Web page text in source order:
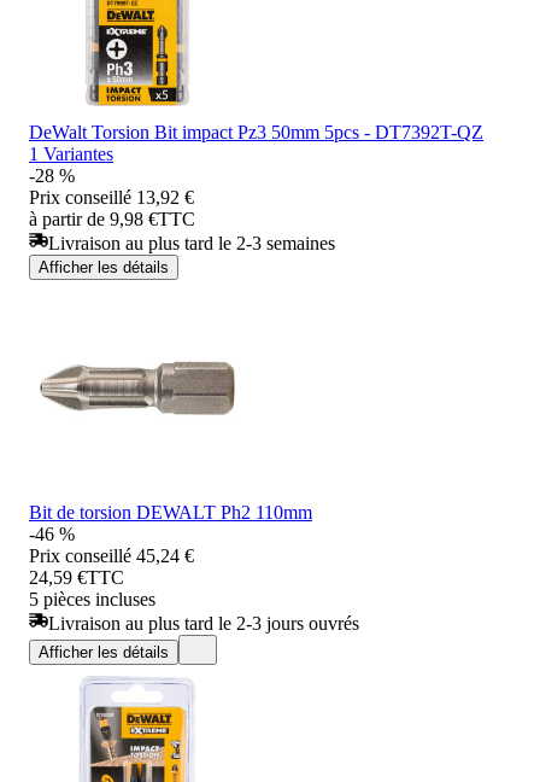
DeWalt Torsion Bit impact Pz3 50mm 5pcs - DT7392T-QZ
1 Variantes
-28 %
Prix conseillé 13,92 €
à partir de 9,98 €TTC
Livraison au plus tard le 2-3 semaines
Afficher les détails
Bit de torsion DEWALT Ph2 110mm
-46 %
Prix conseillé 45,24 €
24,59 €TTC
5 pièces incluses
Livraison au plus tard le 2-3 jours ouvrés
Afficher les détails